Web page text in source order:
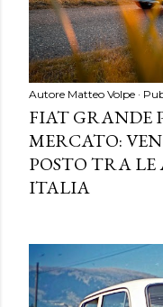
Autore Matteo Volpe
FIAT GRANDE
MERCATO:
POSTO TRA
ITALIA